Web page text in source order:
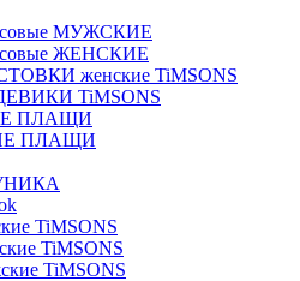
МУЖСКИЕ
ЖЕНСКИЕ
женские TiMSONS
TiMSONS
ПЛАЩИ
ПЛАЩИ
TiMSONS
TiMSONS
TiMSONS